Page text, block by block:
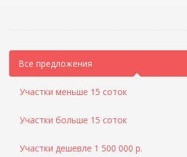
Все предложения
Участки меньше 15 соток
Участки больше 15 соток
Участки дешевле 1 500 000 р.